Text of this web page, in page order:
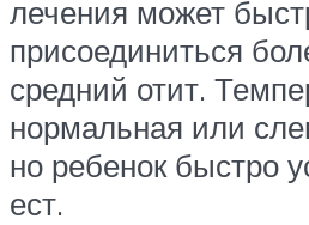
лечения может
присоединиться
средний отит.
нормальная или
но ребенок быстро
ест.